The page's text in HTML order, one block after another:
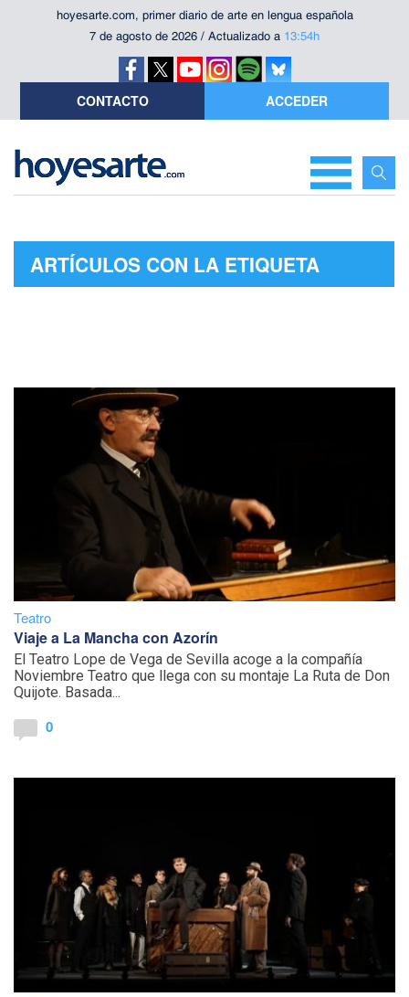
hoyesarte.com, primer diario de arte en lengua española
7 de agosto de 2026 / Actualizado a 13:54h
CONTACTO ACCEDER
ARTÍCULOS CON LA ETIQUETA
Teatro
Viaje a La Mancha con Azorín
El Teatro Lope de Vega de Sevilla acoge a la compañía
Noviembre Teatro que llega con su montaje La Ruta de Don
Quijote. Basada...
0